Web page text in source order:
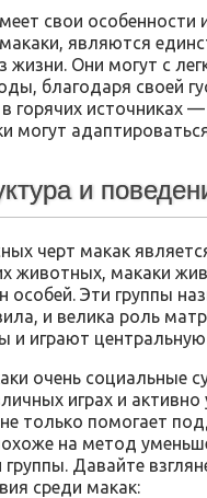
свои особенности
макаки, являются
жизни. Они могут с
благодаря своей
горячих источниках
могут
и
черт макак
животных, макаки
особей. Эти группы
и велика роль
и играют
очень социальные
играх и
только помогает
на метод
Давайте
среди макак: